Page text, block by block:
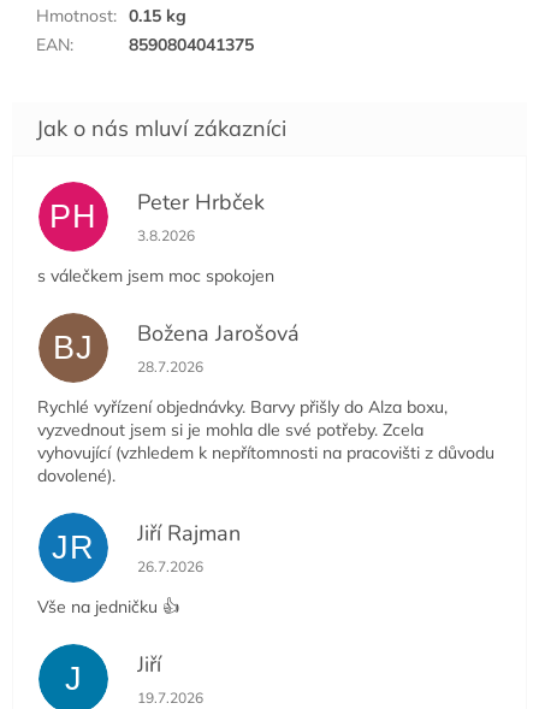
Hmotnost: 0.15 kg
EAN: 8590804041375
PH Peter Hrbček
Hodnocení obchodu je 5 z 5 hvězdiček.
3.8.2026
s válečkem jsem moc spokojen
BJ Božena Jarošová
Hodnocení obchodu je 5 z 5 hvězdiček.
28.7.2026
Rychlé vyřízení objednávky. Barvy přišly do Alza boxu,
vyzvednout jsem si je mohla dle své potřeby. Zcela
vyhovující (vzhledem k nepřítomnosti na pracovišti z důvodu
dovolené).
JR Jiří Rajman
Hodnocení obchodu je 5 z 5 hvězdiček.
26.7.2026
Vše na jedničku 👍
J Jiří
Hodnocení obchodu je 5 z 5 hvězdiček.
19.7.2026